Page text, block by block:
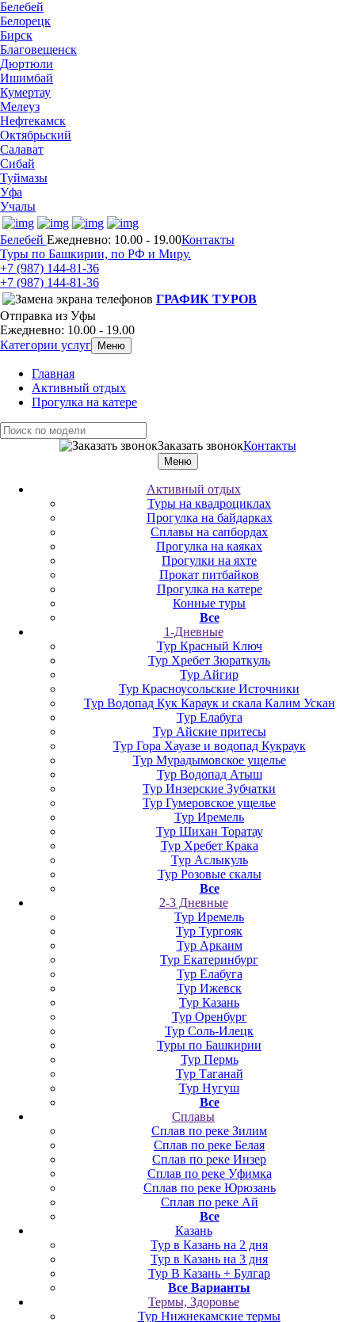
Белебей
Белорецк
Бирск
Благовещенск
Дюртюли
Ишимбай
Кумертау
Мелеуз
Нефтекамск
Октябрьский
Салават
Сибай
Туймазы
Уфа
Учалы
Белебей Ежедневно: 10.00 - 19.00Контакты
Туры по Башкирии, по РФ и Миру.
+7 (987) 144-81-36
+7 (987) 144-81-36
ГРАФИК ТУРОВ
Отправка из Уфы
Ежедневно: 10.00 - 19.00
Категории услуг
Меню
Главная
Активный отдых
Прогулка на катере
Заказать звонокКонтакты
Меню
Активный отдых
Туры на квадроциклах
Прогулка на байдарках
Сплавы на сапбордах
Прогулка на каяках
Прогулки на яхте
Прокат питбайков
Прогулка на катере
Конные туры
Все
1-Дневные
Тур Красный Ключ
Тур Хребет Зюраткуль
Тур Айгир
Тур Красноусольские Источники
Тур Водопад Кук Караук и скала Калим Ускан
Тур Елабуга
Тур Айские притесы
Тур Гора Хауазе и водопад Кукраук
Тур Мурадымовское ущелье
Тур Водопад Атыш
Тур Инзерские Зубчатки
Тур Гумеровское ущелье
Тур Иремель
Тур Шихан Торатау
Тур Хребет Крака
Тур Аслыкуль
Тур Розовые скалы
Все
2-3 Дневные
Тур Иремель
Тур Тургояк
Тур Аркаим
Тур Екатеринбург
Тур Елабуга
Тур Ижевск
Тур Казань
Тур Оренбург
Тур Соль-Илецк
Туры по Башкирии
Тур Пермь
Тур Таганай
Тур Нугуш
Все
Сплавы
Сплав по реке Зилим
Сплав по реке Белая
Сплав по реке Инзер
Сплав по реке Уфимка
Сплав по реке Юрюзань
Сплав по реке Ай
Все
Казань
Тур в Казань на 2 дня
Тур в Казань на 3 дня
Тур В Казань + Булгар
Все Варианты
Термы, Здоровье
Тур Нижнекамские термы